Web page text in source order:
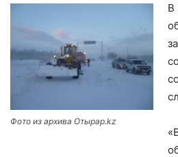
Фото из архива Отырар.kz
В